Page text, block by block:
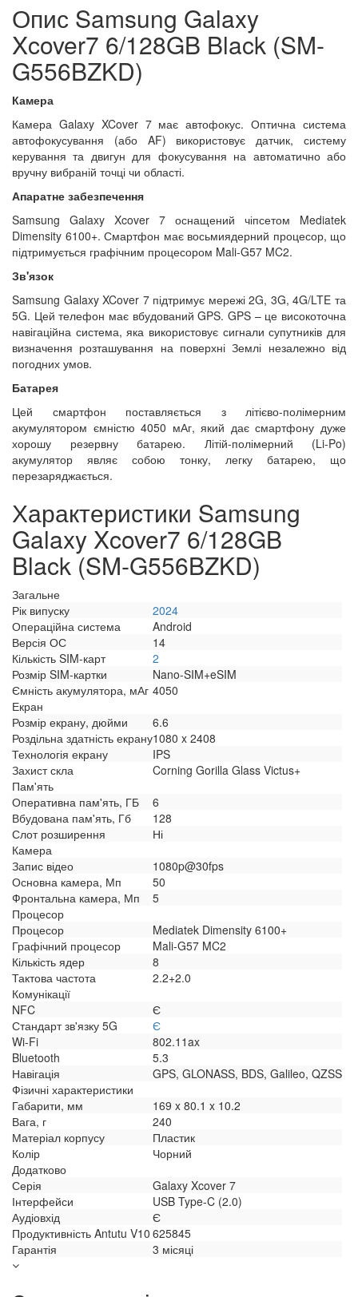
Опис Samsung Galaxy
Xcover7 6/128GB Black (SM-
G556BZKD)
Камера
Камера Galaxy XCover 7 має автофокус. Оптична система
автофокусування (або AF) використовує датчик, систему
керування та двигун для фокусування на автоматично або
вручну вибраній точці чи області.
Апаратне забезпечення
Samsung Galaxy Xcover 7 оснащений чіпсетом Mediatek
Dimensity 6100+. Смартфон має восьмиядерний процесор, що
підтримується графічним процесором Mali-G57 MC2.
Зв'язок
Samsung Galaxy XCover 7 підтримує мережі 2G, 3G, 4G/LTE та
5G. Цей телефон має вбудований GPS. GPS – це високоточна
навігаційна система, яка використовує сигнали супутників для
визначення розташування на поверхні Землі незалежно від
погодних умов.
Батарея
Цей смартфон поставляється з літієво-полімерним
акумулятором ємністю 4050 мАг, який дає смартфону дуже
хорошу резервну батарею. Літій-полімерний (Li-Po)
акумулятор являє собою тонку, легку батарею, що
перезаряджається.
Характеристики Samsung
Galaxy Xcover7 6/128GB
Black (SM-G556BZKD)
Загальне
Рік випуску
2024
Операційна система
Android
Версія ОС
14
Кількість SIM-карт
2
Розмір SIM-картки
Nano-SIM+eSIM
Ємність акумулятора, мАг 4050
Екран
Розмір екрану, дюйми
6.6
Роздільна здатність екрану1080 x 2408
Технологія екрану
IPS
Захист скла
Corning Gorilla Glass Victus+
Пам'ять
Оперативна пам'ять, ГБ
6
Вбудована пам'ять, Гб
128
Слот розширення
Ні
Камера
Запис відео
1080p@30fps
Основна камера, Мп
50
Фронтальна камера, Мп
5
Процесор
Процесор
Mediatek Dimensity 6100+
Графічний процесор
Mali-G57 MC2
Кількість ядер
8
Тактова частота
2.2+2.0
Комунікації
NFC
Є
Стандарт зв'язку 5G
Є
Wi-Fi
802.11ax
Bluetooth
5.3
Навігація
GPS, GLONASS, BDS, Galileo, QZSS
Фізичні характеристики
Габарити, мм
169 x 80.1 x 10.2
Вага, г
240
Матеріал корпусу
Пластик
Колір
Чорний
Додатково
Серія
Galaxy Xcover 7
Інтерфейси
USB Type-C (2.0)
Аудіовхід
Є
Продуктивність Antutu V10 625845
Гарантія
3 місяці